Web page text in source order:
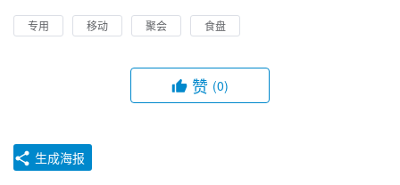
专用 移动 聚会 食盘
赞 (0)
生成海报